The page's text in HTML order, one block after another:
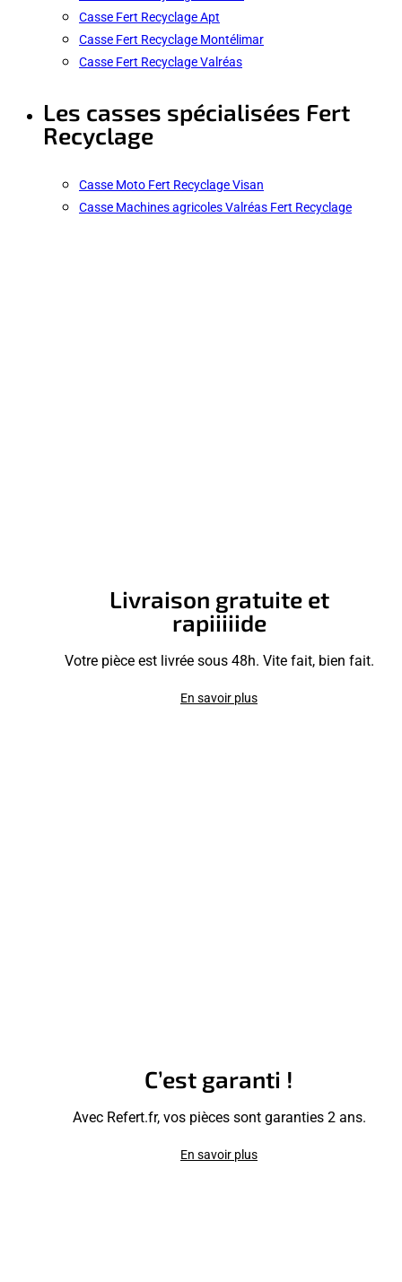
Casse Fert Recyclage Apt
Casse Fert Recyclage Montélimar
Casse Fert Recyclage Valréas
Les casses spécialisées Fert
Recyclage
Casse Moto Fert Recyclage Visan
Casse Machines agricoles Valréas Fert Recyclage
Livraison gratuite et
rapiiiiide
Votre pièce est livrée sous 48h. Vite fait, bien fait.
En savoir plus
C’est garanti !
Avec Refert.fr, vos pièces sont garanties 2 ans.
En savoir plus